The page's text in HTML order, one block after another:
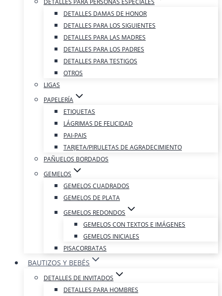
DETALLES PARA PERSONAS ESPECIALES
DETALLES DAMAS DE HONOR
DETALLES PARA LOS SIGUIENTES
DETALLES PARA LAS MADRES
DETALLES PARA LOS PADRES
DETALLES PARA TESTIGOS
OTROS
LIGAS
PAPELERÍA
ETIQUETAS
LÁGRIMAS DE FELICIDAD
PAI-PAIS
TARJETA/PIRULETAS DE AGRADECIMIENTO
PAÑUELOS BORDADOS
GEMELOS
GEMELOS CUADRADOS
GEMELOS DE PLATA
GEMELOS REDONDOS
GEMELOS CON TEXTOS E IMÁGENES
GEMELOS INICIALES
PISACORBATAS
BAUTIZOS Y BEBÉS
DETALLES DE INVITADOS
DETALLES PARA HOMBRES